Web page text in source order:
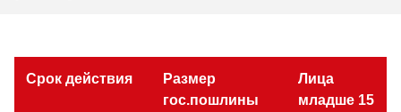
Срок действия
Размер
гос.пошлины
Лица
младше 15